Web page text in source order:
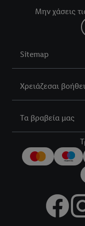
Μην χάσεις
Sitemap
Χρειάζεσαι
Τα βραβεία μας